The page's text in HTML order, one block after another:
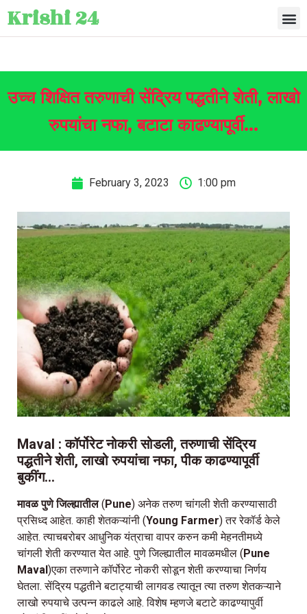
Krishi 24
उच्च शिक्षित तरुणाची सेंद्रिय पद्धतीने शेती, लाखो
रुपयांचा नफा, बटाटा काढण्यापूर्वी…
February 3, 2023 1:00 pm
Maval : कॉर्पोरेट नोकरी सोडली, तरुणाची सेंद्रिय
पद्धतीने शेती, लाखो रुपयांचा नफा, पीक काढण्यापूर्वी
बुकींग…
मावळ पुणे जिल्ह्यातील(Pune) अनेक तरुण चांगली शेती करण्यासाठी
प्रसिध्द आहेत. काही शेतकऱ्यांनी (Young Farmer) तर रेकॉर्ड केले
आहेत. त्याचबरोबर आधुनिक यंत्राचा वापर करुन कमी मेहनतीमध्ये
चांगली शेती करण्यात येत आहे. पुणे जिल्ह्यातील मावळमधील (Pune
Maval)एका तरुणाने कॉर्पोरेट नोकरी सोडून शेती करण्याचा निर्णय
घेतला. सेंद्रिय पद्धतीने बटाट्याची लागवड त्यातून त्या तरुण शेतकऱ्याने
लाखो रुपयाचे उत्पन्न काढले आहे. विशेष म्हणजे बटाटे काढण्यापुर्वी